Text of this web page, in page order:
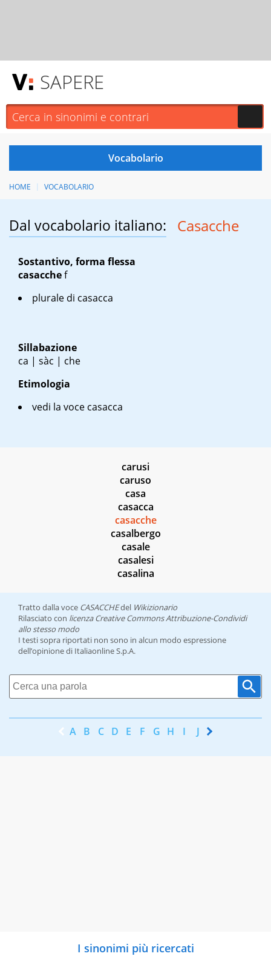
SAPERE
HOME VOCABOLARIO
Dal vocabolario italiano: Casacche
Sostantivo, forma flessa
casacchef
plurale di casacca
Sillabazione
ca | sàc | che
Etimologia
vedi la voce casacca
carusi
caruso
casa
casacca
casacche
casalbergo
casale
casalesi
casalina
Tratto dalla voce CASACCHEdel Wikizionario
Rilasciato con licenza Creative Commons Attribuzione-Condividi
allo stesso modo
I testi sopra riportati non sono in alcun modo espressione
dell’opinione di Italiaonline S.p.A.
A B C D E F G H I J K
I sinonimi più ricercati